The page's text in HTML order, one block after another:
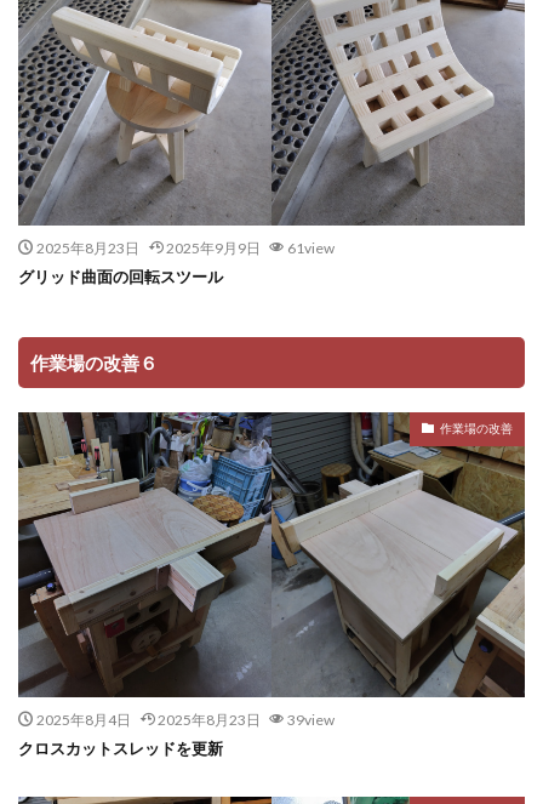
2025年8月23日 2025年9月9日 61view
グリッド曲面の回転スツール
作業場の改善６
作業場の改善
2025年8月4日 2025年8月23日 39view
クロスカットスレッドを更新